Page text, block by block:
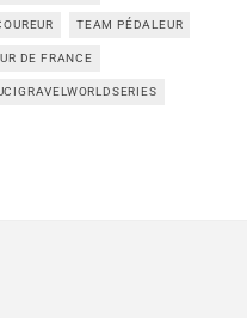
TEAM PÉDALEUR
DE FRANCE